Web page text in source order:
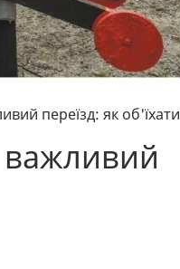
переїзд: як об'їхати
важливий